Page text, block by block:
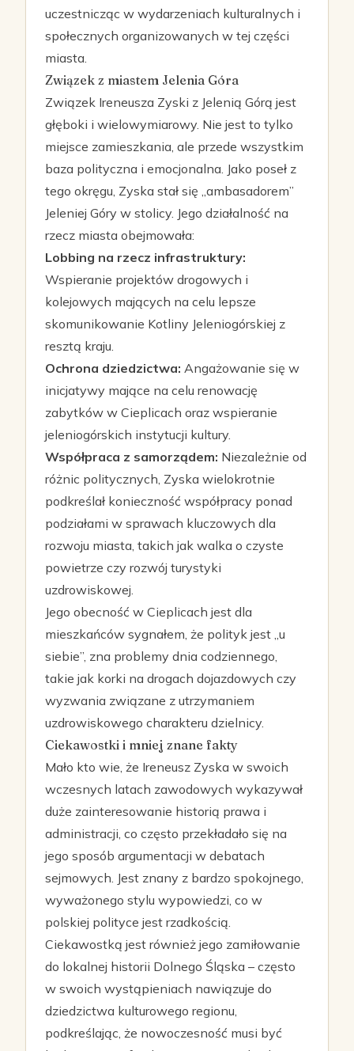
uczestnicząc w wydarzeniach kulturalnych i
społecznych organizowanych w tej części
miasta.
Związek z miastem Jelenia Góra
Związek Ireneusza Zyski z Jelenią Górą jest
głęboki i wielowymiarowy. Nie jest to tylko
miejsce zamieszkania, ale przede wszystkim
baza polityczna i emocjonalna. Jako poseł z
tego okręgu, Zyska stał się „ambasadorem”
Jeleniej Góry w stolicy. Jego działalność na
rzecz miasta obejmowała:
Lobbing na rzecz infrastruktury:
Wspieranie projektów drogowych i
kolejowych mających na celu lepsze
skomunikowanie Kotliny Jeleniogórskiej z
resztą kraju.
Ochrona dziedzictwa: Angażowanie się w
inicjatywy mające na celu renowację
zabytków w Cieplicach oraz wspieranie
jeleniogórskich instytucji kultury.
Współpraca z samorządem: Niezależnie od
różnic politycznych, Zyska wielokrotnie
podkreślał konieczność współpracy ponad
podziałami w sprawach kluczowych dla
rozwoju miasta, takich jak walka o czyste
powietrze czy rozwój turystyki
uzdrowiskowej.
Jego obecność w Cieplicach jest dla
mieszkańców sygnałem, że polityk jest „u
siebie”, zna problemy dnia codziennego,
takie jak korki na drogach dojazdowych czy
wyzwania związane z utrzymaniem
uzdrowiskowego charakteru dzielnicy.
Ciekawostki i mniej znane fakty
Mało kto wie, że Ireneusz Zyska w swoich
wczesnych latach zawodowych wykazywał
duże zainteresowanie historią prawa i
administracji, co często przekładało się na
jego sposób argumentacji w debatach
sejmowych. Jest znany z bardzo spokojnego,
wyważonego stylu wypowiedzi, co w
polskiej polityce jest rzadkością.
Ciekawostką jest również jego zamiłowanie
do lokalnej historii Dolnego Śląska – często
w swoich wystąpieniach nawiązuje do
dziedzictwa kulturowego regionu,
podkreślając, że nowoczesność musi być